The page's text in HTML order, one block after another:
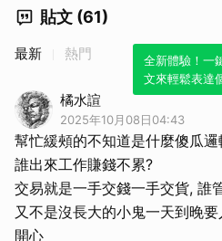
貼文 (61)
全新體驗！一
文來輕鬆表達
最新 熱門
橘水諠
2025年10月08日04:43
幫忙緩頰的不知道是什麼傻瓜邏
誰出來工作賺錢不累?
交易就是一手交錢一手交貨, 誰
又不是沒長大的小鬼一天到晚
開心